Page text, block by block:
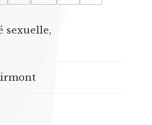
sexuelle,